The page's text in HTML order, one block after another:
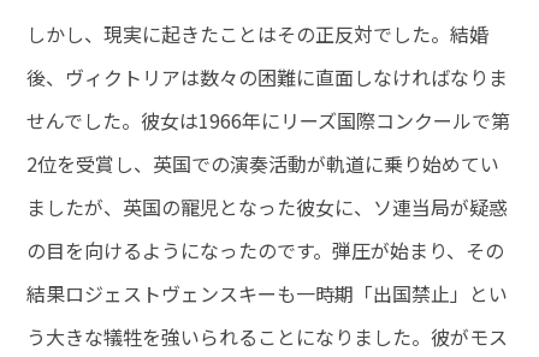
しかし、現実に起きたことはその正反対でした。結婚
後、ヴィクトリアは数々の困難に直面しなければなりま
せんでした。彼女は1966年にリーズ国際コンクールで第
2位を受賞し、英国での演奏活動が軌道に乗り始めてい
ましたが、英国の寵児となった彼女に、ソ連当局が疑惑
の目を向けるようになったのです。弾圧が始まり、その
結果ロジェストヴェンスキーも一時期「出国禁止」とい
う大きな犠牲を強いられることになりました。彼がモス